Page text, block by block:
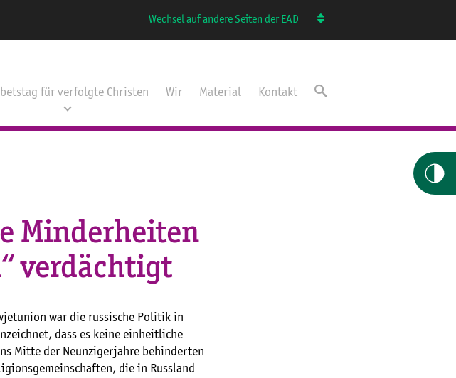
Wechsel auf andere Seiten der EAD
für verfolgte Christen Wir Material Kontakt
Minderheiten
verdächtigt
war die russische Politik in
dass es keine einheitliche
Mitte der Neunzigerjahre behinderten
die in Russland